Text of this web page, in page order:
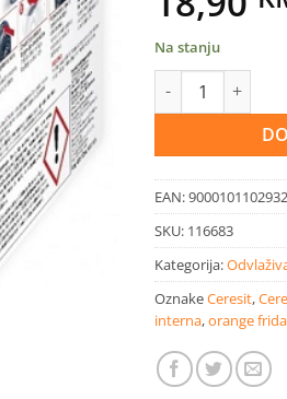
Na stanju
Ceresit Stop
EAN:9000101102932
SKU: 116683
Kategorija:
OznakeCeresit,
interna,orange